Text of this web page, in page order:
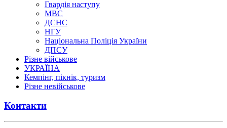
Гвардія наступу
МВС
ДСНС
НГУ
Національна Поліція України
ДПСУ
Різне військове
УКРАЇНА
Кемпінг, пікнік, туризм
Різне невійськове
Контакти